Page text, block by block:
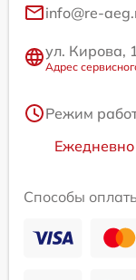
info@re-
ул. Кирова,
Адрес
Режим
Способы